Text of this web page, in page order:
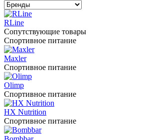
RLine
Сопутствующие товары
Спортивное питание
Maxler
Спортивное питание
Olimp
Спортивное питание
HX Nutrition
Спортивное питание